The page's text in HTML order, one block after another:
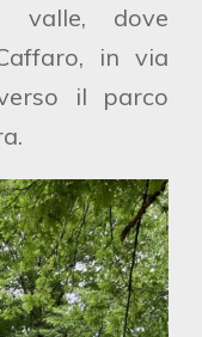
valle, dove
in via
il parco